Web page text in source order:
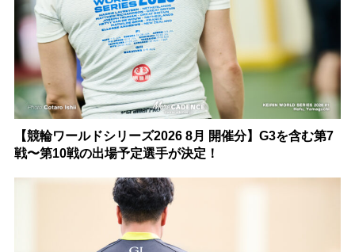
【競輪ワールドシリーズ2026 8月 開催分】G3を含む第7
戦〜第10戦の出場予定選手が決定！